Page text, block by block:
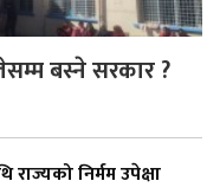
बस्ने सरकार ?
राज्यको निर्मम उपेक्षा